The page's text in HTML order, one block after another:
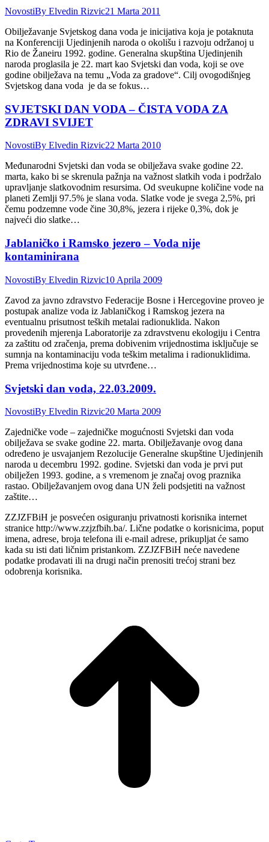
NovostiBy Elvedin Rizvic21 Marta 2011
Obilježavanje Svjetskog dana voda je inicijativa koja je potaknuta
na Konferenciji Ujedinjenih naroda o okolišu i razvoju održanoj u
Rio de Žaneiru 1992. godine. Generalna skupština Ujedinjenih
naroda proglasila je 22. mart kao Svjetski dan voda, koji se ove
godine obilježava na temu „Voda za gradove“. Cilj ovogodišnjeg
Svjetskog dana voda je da se fokus…
SVJETSKI DAN VODA – ČISTA VODA ZA
ZDRAVI SVIJET
NovostiBy Elvedin Rizvic22 Marta 2010
Međunarodni Svjetski dan voda se obilježava svake godine 22.
marta, kako bi se skrenula pažnja na važnost slatkih voda i podržalo
upravljanje slatkovodnim resursima. Od sveukupne količine vode na
planeti Zemlji 97.5% je slana voda. Slatke vode je svega 2,5%, pri
čemu podzemne vode čine 30,8%, jezera i rijeke 0,3%, dok je
najveći dio slatke…
Jablaničko i Ramsko jezero – Voda nije
kontaminirana
NovostiBy Elvedin Rizvic10 Aprila 2009
Zavod za javno zdravstvo Federacije Bosne i Hercegovine proveo je
postupak analize voda iz Jablaničkog i Ramskog jezera na
eventualnu prisutnost teških metalai radionuklida. Nakon
provedenih mjerenja Laboratorije za zdravstvenu ekologiju i Centra
za zaštitu od zračenja, prema dobivenim vrijednostima isključuje se
sumnja na kontaminaciju voda teškim metalima i radionuklidima.
Prema vrijednostima koje su utvrđene…
Svjetski dan voda, 22.03.2009.
NovostiBy Elvedin Rizvic20 Marta 2009
Zajedničke vode – zajedničke mogućnosti Svjetski dan voda
obilježava se svake godine 22. marta. Obilježavanje ovog dana
određeno je usvajanjem Rezolucije Generalne skupštine Ujedinjenih
naroda u decembru 1992. godine. Svjetski dan voda je prvi put
obilježen 1993. godine, a s vremenom je značaj ovog praznika
rastao. Obilježavanjem ovog dana UN želi podsjetiti na važnost
zaštite…
ZZJZFBiH je posvećen osiguranju privatnosti korisnika internet
stranice http://www.zzjzfbih.ba/. Lične podatke o korisnicima, poput
imena, adrese, broja telefona ili e-mail adrese, prikupljat će samo
kada su isti dati ličnim pristankom. ZZJZFBiH neće navedene
podatke prodavati ili na drugi način prenositi trećoj strani bez
odobrenja korisnika.